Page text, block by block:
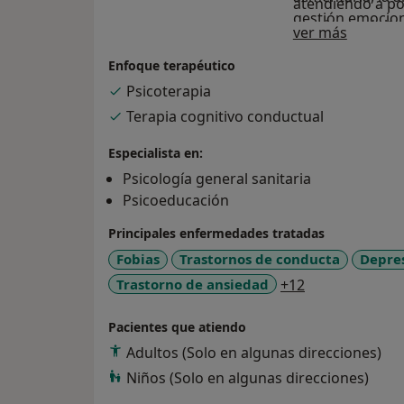
parejas y
gestión
Protocolos
ver másSobre mí
Enfoque terapéutico
Psicoterapia
Terapia cognitivo conductual
Especialista en:
Psicología general sanitaria
Psicoeducación
Principales enfermedades tratadas
Fobias Trastornos de conducta
Trastorno de ansiedad
+12
Pacientes que atiendo
Adultos (Solo en algunas direcciones)
Niños (Solo en algunas direcciones)